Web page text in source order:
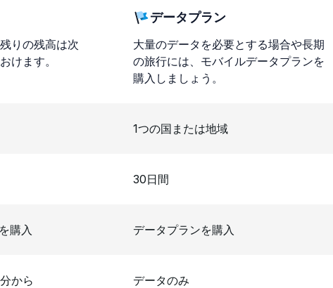
りの残高は次
けます。
データプラン
大量のデータを必要とする場合や長期
の旅行には、モバイルデータプランを
購入しましょう。
1つの国または地域
30日間
購入 データプランを購入
から データのみ